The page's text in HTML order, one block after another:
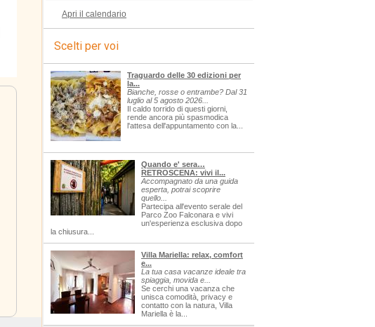
Apri il calendario
Scelti per voi
Traguardo delle 30 edizioni per
la...
Bianche, rosse o entrambe? Dal 31
luglio al 5 agosto 2026...
Il caldo torrido di questi giorni,
rende ancora più spasmodica
l'attesa dell'appuntamento con la...
Quando e' sera…
RETROSCENA: vivi il...
Accompagnato da una guida
esperta, potrai scoprire
quello...
Partecipa all'evento serale del
Parco Zoo Falconara e vivi
un'esperienza esclusiva dopo
la chiusura...
Villa Mariella: relax, comfort
e...
La tua casa vacanze ideale tra
spiaggia, movida e...
Se cerchi una vacanza che
unisca comodità, privacy e
contatto con la natura, Villa
Mariella è la...